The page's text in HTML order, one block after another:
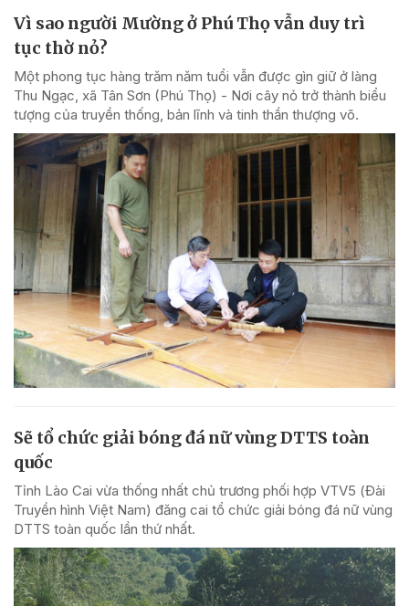
Vì sao người Mường ở Phú Thọ vẫn duy trì
tục thờ nỏ?
Một phong tục hàng trăm năm tuổi vẫn được gìn giữ ở làng
Thu Ngạc, xã Tân Sơn (Phú Thọ) - Nơi cây nỏ trở thành biểu
tượng của truyền thống, bản lĩnh và tinh thần thượng võ.
Sẽ tổ chức giải bóng đá nữ vùng DTTS toàn
quốc
Tỉnh Lào Cai vừa thống nhất chủ trương phối hợp VTV5 (Đài
Truyền hình Việt Nam) đăng cai tổ chức giải bóng đá nữ vùng
DTTS toàn quốc lần thứ nhất.